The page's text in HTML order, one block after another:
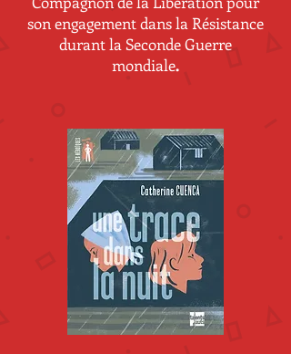
son engagement dans la Résistance
durant la Seconde Guerre
mondiale.